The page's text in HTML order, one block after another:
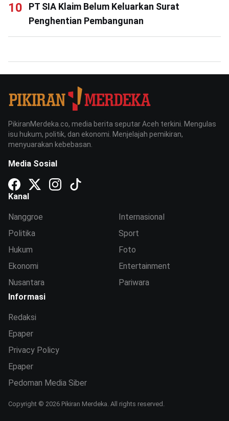
PT SIA Klaim Belum Keluarkan Surat
Penghentian Pembangunan
PikiranMerdeka.co, media berita seputar Aceh terkini. Mengulas
isu hukum, politik, dan ekonomi. Menjelajah pemikiran,
menyuarakan kebebasan.
Media Sosial
Kanal
Nanggroe
Politika
Hukum
Ekonomi
Nusantara
Internasional
Sport
Foto
Entertainment
Pariwara
Informasi
Redaksi
Epaper
Privacy Policy
Epaper
Pedoman Media Siber
Copyright © 2026 Pikiran Merdeka. All rights reserved.